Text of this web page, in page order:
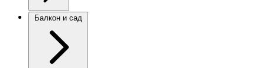
Балкон и сад